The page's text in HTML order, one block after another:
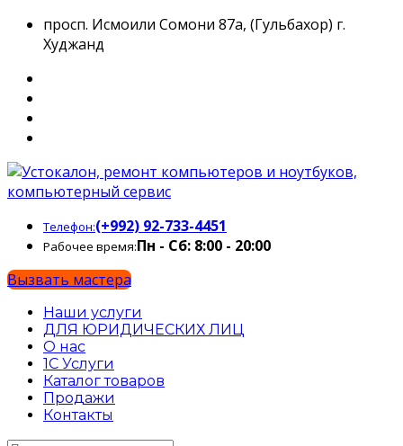
просп. Исмоили Сомони 87а, (Гульбахор) г.
Худжанд
Телефон:(+992) 92-733-4451
Рабочее время:Пн - Сб: 8:00 - 20:00
Вызвать мастера
Наши услуги
ДЛЯ ЮРИДИЧЕСКИХ ЛИЦ
О нас
1С Услуги
Каталог товаров
Продажи
Контакты